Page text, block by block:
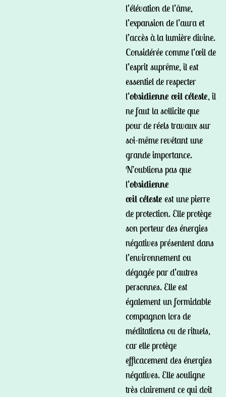
l’élévation de l’âme,
l’expansion de l’aura et
l’accès à la lumière divine.
Considérée comme l’œil de
l’esprit suprême, il est
essentiel de respecter
l’obsidienne œil céleste, il
ne faut la sollicite que
pour de réels travaux sur
soi-même revêtant une
grande importance.
N’oublions pas que
l’obsidienne
œilcéleste est une pierre
de protection. Elle protège
son porteur des énergies
négatives présentent dans
l’environnement ou
dégagée par d’autres
personnes. Elle est
également un formidable
compagnon lors de
méditations ou de rituels,
car elle protège
efficacement des énergies
négatives. Elle souligne
très clairement ce qui doit